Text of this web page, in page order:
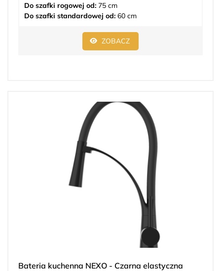
Do szafki rogowej od: 75 cm
Do szafki standardowej od: 60 cm
ZOBACZ
Bateria kuchenna NEXO - Czarna elastyczna